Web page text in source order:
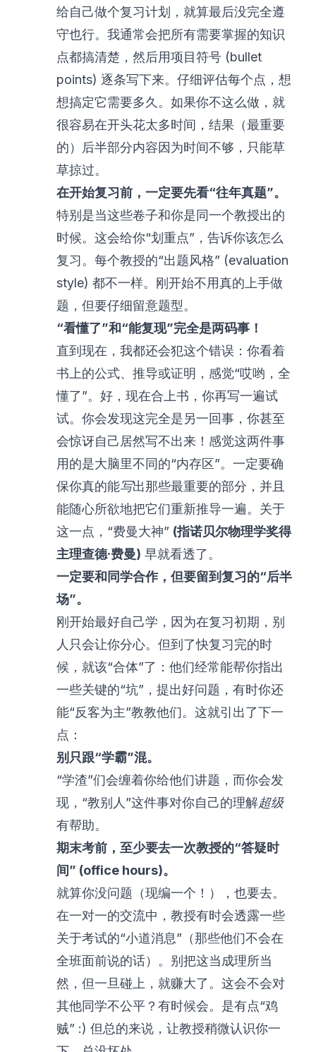
给自己做个复习计划，就算最后没完全遵
守也行。我通常会把所有需要掌握的知识
点都搞清楚，然后用项目符号 (bullet
points) 逐条写下来。仔细评估每个点，想
想搞定它需要多久。如果你不这么做，就
很容易在开头花太多时间，结果（最重要
的）后半部分内容因为时间不够，只能草
草掠过。
在开始复习前，一定要先看“往年真题”。
特别是当这些卷子和你是同一个教授出的
时候。这会给你“划重点”，告诉你该怎么
复习。每个教授的“出题风格” (evaluation
style) 都不一样。刚开始不用真的上手做
题，但要仔细留意题型。
“看懂了”和“能复现”完全是两码事！
直到现在，我都还会犯这个错误：你看着
书上的公式、推导或证明，感觉“哎哟，全
懂了”。好，现在合上书，你再写一遍试
试。你会发现这完全是另一回事，你甚至
会惊讶自己居然写不出来！感觉这两件事
用的是大脑里不同的“内存区”。一定要确
保你真的能写出那些最重要的部分，并且
能随心所欲地把它们重新推导一遍。关于
这一点，“费曼大神” (指诺贝尔物理学奖得
主理查德·费曼) 早就看透了。
一定要和同学合作，但要留到复习的“后半
场”。
刚开始最好自己学，因为在复习初期，别
人只会让你分心。但到了快复习完的时
候，就该“合体”了：他们经常能帮你指出
一些关键的“坑”，提出好问题，有时你还
能“反客为主”教教他们。这就引出了下一
点：
别只跟“学霸”混。
“学渣”们会缠着你给他们讲题，而你会发
现，“教别人”这件事对你自己的理解超级
有帮助。
期末考前，至少要去一次教授的“答疑时
间” (office hours)。
就算你没问题（现编一个！），也要去。
在一对一的交流中，教授有时会透露一些
关于考试的“小道消息”（那些他们不会在
全班面前说的话）。别把这当成理所当
然，但一旦碰上，就赚大了。这会不会对
其他同学不公平？有时候会。是有点“鸡
贼” :) 但总的来说，让教授稍微认识你一